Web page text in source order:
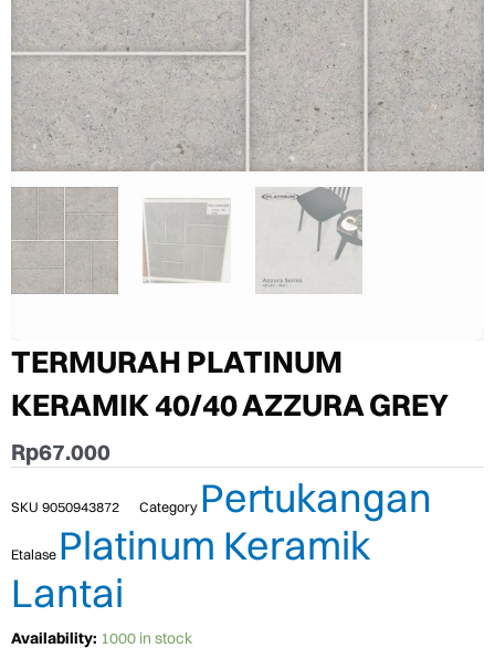
TERMURAH PLATINUM
KERAMIK 40/40 AZZURA GREY
Rp67.000
SKU 9050943872 Category Pertukangan
Etalase Platinum Keramik
Lantai
Availability: 1000 in stock
TERMURAH